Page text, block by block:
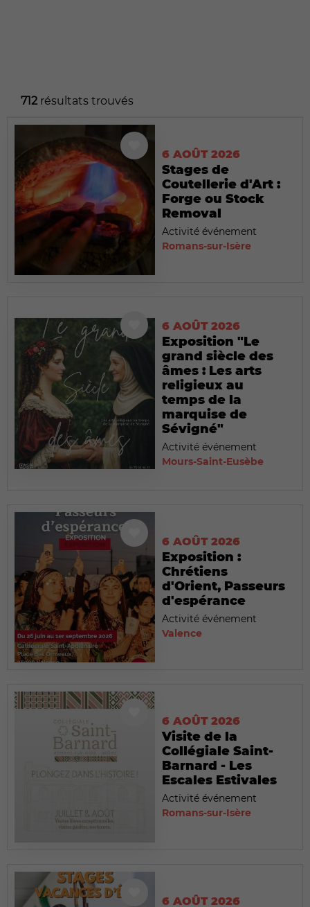
712 résultats trouvés
6 AOÛT 2026
Stages de
Coutellerie d'Art :
Forge ou Stock
Removal
Activité événement
Romans-sur-Isère
6 AOÛT 2026
Exposition "Le
grand siècle des
âmes : Les arts
religieux au
temps de la
marquise de
Sévigné"
Activité événement
Mours-Saint-Eusèbe
6 AOÛT 2026
Exposition :
Chrétiens
d'Orient, Passeurs
d'espérance
Activité événement
Valence
6 AOÛT 2026
Visite de la
Collégiale Saint-
Barnard - Les
Escales Estivales
Activité événement
Romans-sur-Isère
6 AOÛT 2026